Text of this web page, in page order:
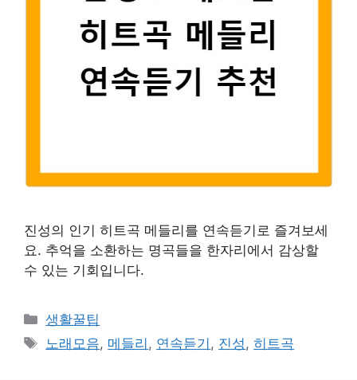
진성의 인기 히트곡 메들리를 연속듣기로 즐겨보세
요. 추억을 소환하는 명곡들을 한자리에서 감상할
수 있는 기회입니다.
카
테
생활꿀팁
태
노래모음, 메들리 , 연속듣기 , 진성,히트곡